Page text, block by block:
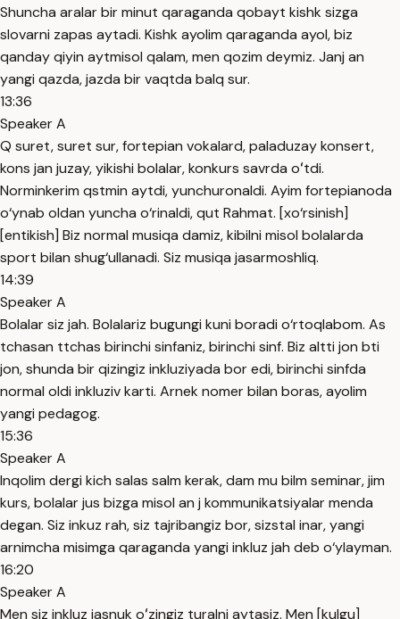
Shuncha aralar bir minut qaraganda qobayt kishk sizga
slovarni zapas aytadi. Kishk ayolim qaraganda ayol, biz
qanday qiyin aytmisol qalam, men qozim deymiz. Janj an
yangi qazda, jazda bir vaqtda balq sur.
13:36
Speaker A
Q suret, suret sur, fortepian vokalard, paladuzay konsert,
kons jan juzay, yikishi bolalar, konkurs savrda oʻtdi.
Norminkerim qstmin aytdi, yunchuronaldi. Ayim fortepianoda
o‘ynab oldan yuncha o‘rinaldi, qut Rahmat. [xo‘rsinish]
[entikish] Biz normal musiqa damiz, kibilni misol bolalarda
sport bilan shug‘ullanadi. Siz musiqa jasarmoshliq.
14:39
Speaker A
Bolalar siz jah. Bolalariz bugungi kuni boradi o‘rtoqlabom. As
tchasan ttchas birinchi sinfaniz, birinchi sinf. Biz altti jon bti
jon, shunda bir qizingiz inkluziyada bor edi, birinchi sinfda
normal oldi inkluziv karti. Arnek nomer bilan boras, ayolim
yangi pedagog.
15:36
Speaker A
Inqolim dergi kich salas salm kerak, dam mu bilm seminar, jim
kurs, bolalar jus bizga misol an j kommunikatsiyalar menda
degan. Siz inkuz rah, siz tajribangiz bor, sizstal inar, yangi
arnimcha misimga qaraganda yangi inkluz jah deb o‘ylayman.
16:20
Speaker A
Men siz inkluz jasnuk oʻzingiz turalni aytasiz. Men [kulgu]